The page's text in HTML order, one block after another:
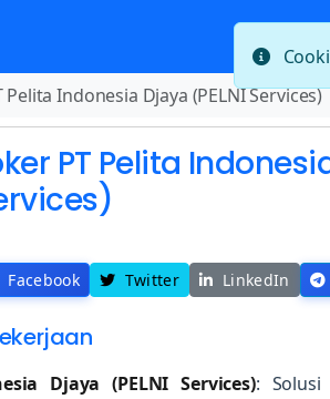
Pelita Indonesia Djaya (PELNI Services)
PT Pelita
Facebook Twitter LinkedIn
Djaya (PELNI Services): Solusi